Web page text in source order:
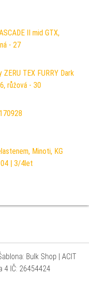
II mid GTX,
- 27
TEX FURRY Dark
růžová - 30
Minoti, KG
| 3/4let
Bulk Shop | ACIT
4 IČ: 26454424